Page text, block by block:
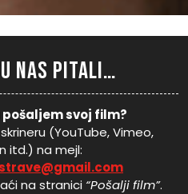
nas pitali…
svoj film?
(YouTube, Vimeo,
itd.) na mejl:
na stranici “Pošalji film”.